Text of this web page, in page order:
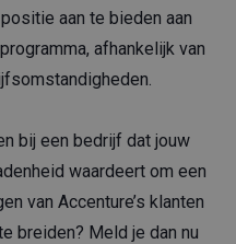
aan te bieden aan
afhankelijk van
bij een bedrijf dat jouw
waardeert om een
van Accenture’s klanten
breiden? Meld je dan nu